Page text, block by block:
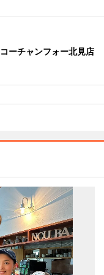
ーチャンフォー北見店